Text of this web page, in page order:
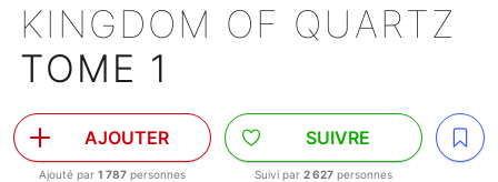
KINGDOM OF QUARTZ
TOME 1
AJOUTER
Ajouté par 1 787 personnes
SUIVRE
Suivi par 2 627 personnes